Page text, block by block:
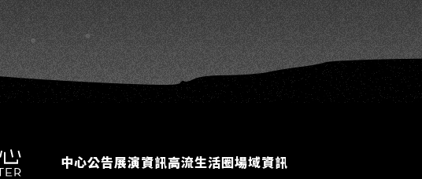
中心公告展演資訊高流生活圈場域資訊